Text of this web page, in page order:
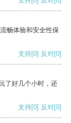
畅体验和安全性保
支持[0] 反对[0]
了好几个小时，还
支持[0] 反对[0]